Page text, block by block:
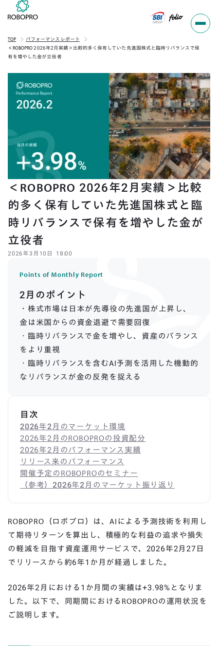
TOP
パフォーマンスレポート
＜ROBOPRO 2026年2月実績＞比較的多く保有していた先進国株式と臨時リバランスで保
有を増やした金が立役者
＜ROBOPRO 2026年2月実績＞比較
的多く保有していた先進国株式と臨
時リバランスで保有を増やした金が
立役者
2026 年3 月 10 日 18:00
Points of Monthly Report
2月のポイント
・ 株式市場は日本が先導役の先進国が上昇し、
金は米国からの資金退避で需要回復
・臨時リバランスで金を増やし、資産のバランス
をより重視
・臨時リバランスを含むAI予測を活用した機動的
なリバランスが金の反発を捉える
目次
2026年2月のマーケット環境
2026年2月のROBOPROの投資配分
2026年2月のパフォーマンス実績
リリース来のパフォーマンス
開催予定のROBOPROのセミナー
（参考）2026年2月のマーケット振り返り
ROBOPRO（ロボプロ）は、AIによる予測技術を利用し
て期待リターンを算出し、積極的な利益の追求や損失
の軽減を目指す資産運用サービスで、2026年2月27日
でリリースから約6年1か月が経過しました。
2026年2月における1か月間の実績は+3.98%となりま
した。以下で、同期間におけるROBOPROの運用状況を
ご説明します。